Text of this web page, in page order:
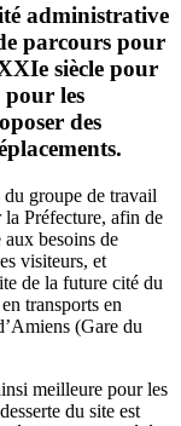
administrative
parcours pour
siècle pour
pour les
des
du groupe de travail
Préfecture, afin de
aux besoins de
visiteurs, et
de la future cité du
transports en
(Gare du
meilleure pour les
du site est